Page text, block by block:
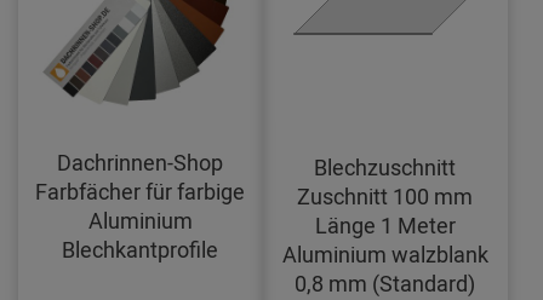
Dachrinnen-Shop
Farbfächer für farbige
Aluminium
Blechkantprofile
Blechzuschnitt
Zuschnitt 100 mm
Länge 1 Meter
Aluminium walzblank
0,8 mm (Standard)